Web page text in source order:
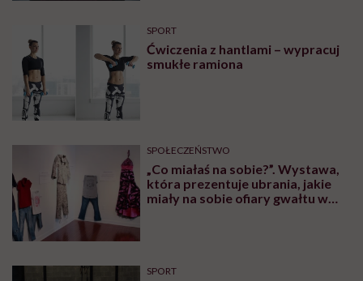
SPORT
Ćwiczenia z hantlami – wypracuj
smukłe ramiona
SPOŁECZEŃSTWO
„Co miałaś na sobie?”. Wystawa,
która prezentuje ubrania, jakie
miały na sobie ofiary gwałtu w
SPORT